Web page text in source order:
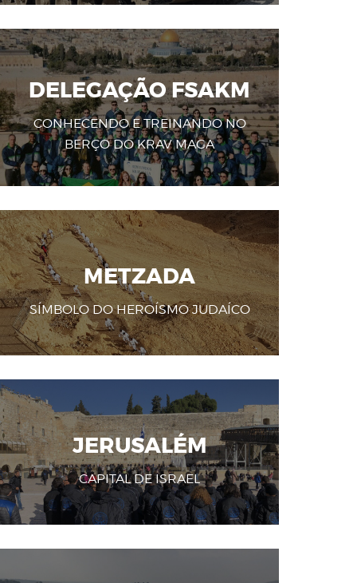
DELEGAÇÃO FSAKM
CONHECENDO E TREINANDO NO
BERÇO DO KRAV MAGA
METZADA
SÍMBOLO DO HEROÍSMO JUDAÍCO
JERUSALÉM
CAPITAL DE ISRAEL